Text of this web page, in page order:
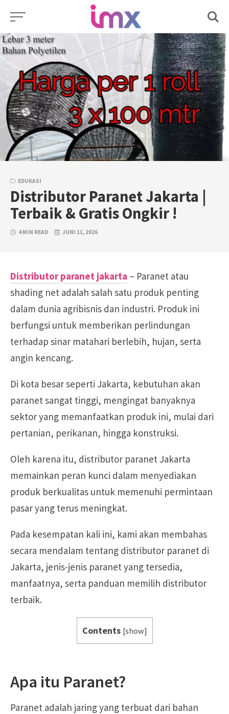
content
EDUKASI
Distributor Paranet Jakarta |
Terbaik & Gratis Ongkir !
4 MIN READ JUNI 11, 2026
Distributor paranet jakarta – Paranet atau
shading net adalah salah satu produk penting
dalam dunia agribisnis dan industri. Produk ini
berfungsi untuk memberikan perlindungan
terhadap sinar matahari berlebih, hujan, serta
angin kencang.
Di kota besar seperti Jakarta, kebutuhan akan
paranet sangat tinggi, mengingat banyaknya
sektor yang memanfaatkan produk ini, mulai dari
pertanian, perikanan, hingga konstruksi.
Oleh karena itu, distributor paranet Jakarta
memainkan peran kunci dalam menyediakan
produk berkualitas untuk memenuhi permintaan
pasar yang terus meningkat.
Pada kesempatan kali ini, kami akan membahas
secara mendalam tentang distributor paranet di
Jakarta, jenis-jenis paranet yang tersedia,
manfaatnya, serta panduan memilih distributor
terbaik.
Contents [show]
Apa itu Paranet?
Paranet adalah jaring yang terbuat dari bahan